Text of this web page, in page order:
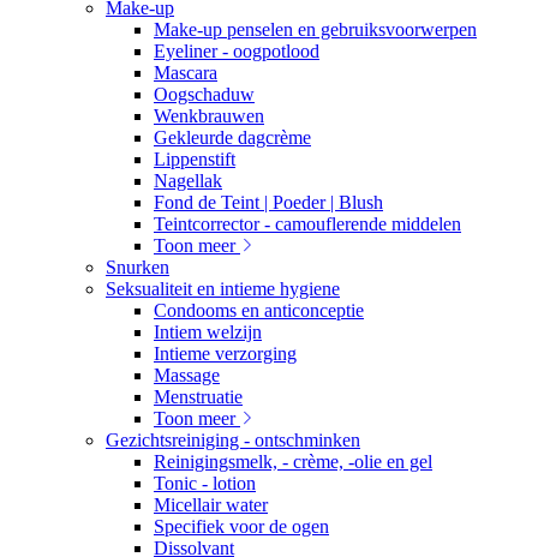
Make-up
Make-up penselen en gebruiksvoorwerpen
Eyeliner - oogpotlood
Mascara
Oogschaduw
Wenkbrauwen
Gekleurde dagcrème
Lippenstift
Nagellak
Fond de Teint | Poeder | Blush
Teintcorrector - camouflerende middelen
Toon meer
Snurken
Seksualiteit en intieme hygiene
Condooms en anticonceptie
Intiem welzijn
Intieme verzorging
Massage
Menstruatie
Toon meer
Gezichtsreiniging - ontschminken
Reinigingsmelk, - crème, -olie en gel
Tonic - lotion
Micellair water
Specifiek voor de ogen
Dissolvant